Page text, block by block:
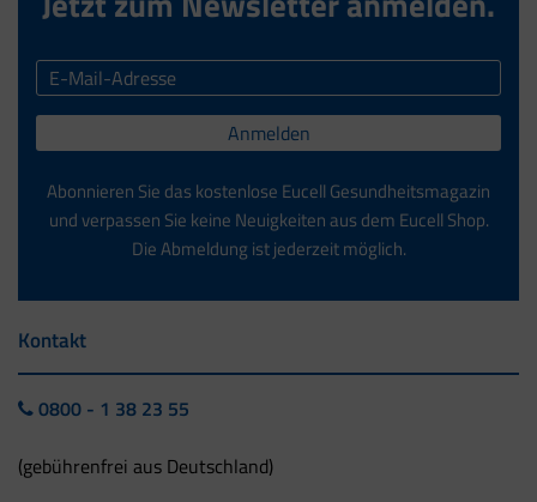
Anmelden
Abonnieren Sie das kostenlose Eucell Gesundheitsmagazin
und verpassen Sie keine Neuigkeiten aus dem Eucell Shop.
Die Abmeldung ist jederzeit möglich.
Kontakt
0800 - 1 38 23 55
(gebührenfrei aus Deutschland)